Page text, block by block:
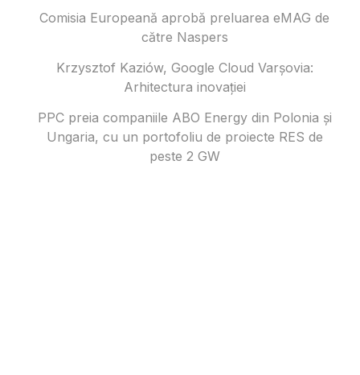
Comisia Europeană aprobă preluarea eMAG de
către Naspers
Krzysztof Kaziów, Google Cloud Varșovia:
Arhitectura inovaţiei
PPC preia companiile ABO Energy din Polonia și
Ungaria, cu un portofoliu de proiecte RES de
peste 2 GW